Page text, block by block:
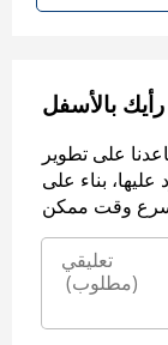
رأيك بالأسفل
على تطوير
بناء على